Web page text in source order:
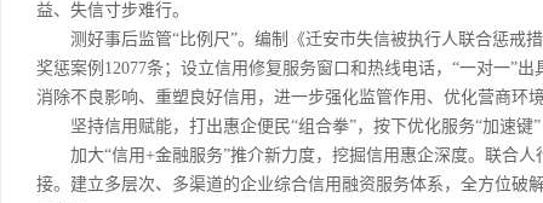
益、失信寸步难行。
测好事后监管“比例尺”。编制《迁安市失信被执行人联合惩戒
奖惩案例12077条；设立信用修复服务窗口和热线电话，“一对一”
消除不良影响、重塑良好信用，进一步强化监管作用、优化营商环
坚持信用赋能，打出惠企便民“组合拳”，按下优化服务“加速键”
加大“信用+金融服务”推介新力度，挖掘信用惠企深度。联合人
接。建立多层次、多渠道的企业综合信用融资服务体系，全方位破